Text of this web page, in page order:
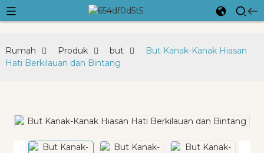
Rumah Produk but
But Kanak-Kanak Hiasan
Hati Berkilauan dan Bintang